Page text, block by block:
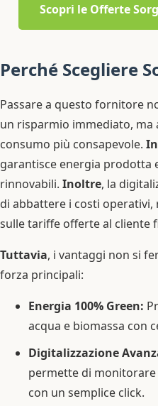
Scopri le Offerte
Perché Scegliere
Passare a questo fornitore
un risparmio immediato, ma
consumo più consapevole.
garantisce energia prodotta
rinnovabili. Inoltre, la
di abbattere i costi
sulle tariffe offerte al cliente
Tuttavia, i vantaggi non si
forza principali:
Energia 100% Green:
acqua e biomassa con
Digitalizzazione
permette di
con un semplice click.